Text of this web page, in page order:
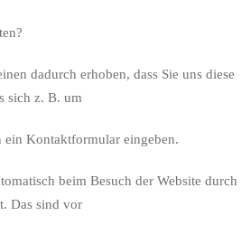
dadurch erhoben, dass Sie uns diese
sich z. B. um
ein Kontaktformular eingeben.
beim Besuch der Website durch
Das sind vor